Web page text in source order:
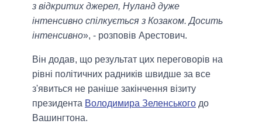
з відкритих джерел, Нуланд дуже
інтенсивно спілкується з Козаком. Досить
інтенсивно», - розповів Арестович.
Він додав, що результат цих переговорів на
рівні політичних радників швидше за все
з'явиться не раніше закінчення візиту
президента Володимира Зеленського до
Вашингтона.